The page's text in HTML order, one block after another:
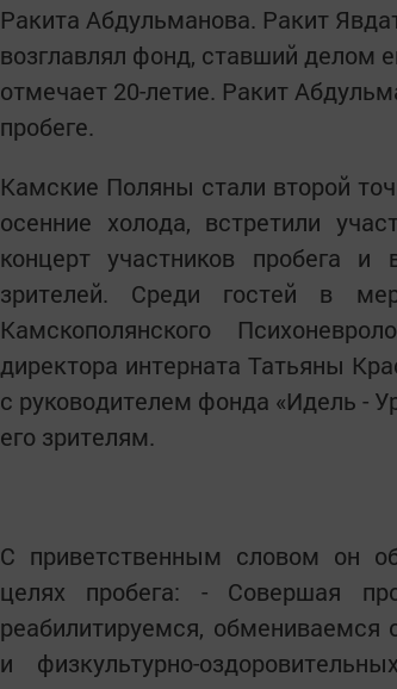
Ракита Абдульманова. Ракит
возглавлял фонд, ставший делом
отмечает 20-летие. Ракит
пробеге.
Камские Поляны стали второй
осенние холода, встретили
концерт участников пробега и
зрителей. Среди гостей в
Камскополянского
директора интерната Татьяны
с руководителем фонда «Идель -
его зрителям.
С приветственным словом он
целях пробега: - Совершая
реабилитируемся, обмениваемся
и физкультурно-